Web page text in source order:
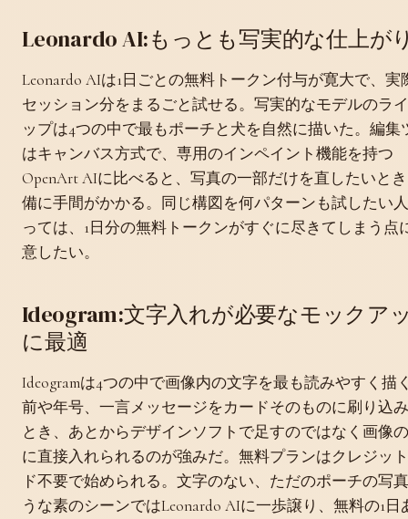
Leonardo AI:もっとも写実的な仕上が
Leonardo AIは1日ごとの無料トークン付与が寛大で、実
セッション分をまるごと試せる。写実的なモデルのラ
ップは4つの中で最もポーチと犬を自然に描いた。編集
はキャンバス方式で、専用のインペイント機能を持つ
OpenArt AIに比べると、写真の一部だけを直したいと
備に手間がかかる。同じ構図を何パターンも試したい
っては、1日分の無料トークンがすぐに尽きてしまう点
意したい。
Ideogram:文字入れが必要なモックア
に最適
Ideogramは4つの中で画像内の文字を最も読みやすく描
前や年号、一言メッセージをカードそのものに刷り込
とき、あとからデザインソフトで足すのではなく画像
に直接入れられるのが強みだ。無料プランはクレジッ
ド不要で始められる。文字のない、ただのポーチの写
うな素のシーンではLeonardo AIに一歩譲り、無料の1日